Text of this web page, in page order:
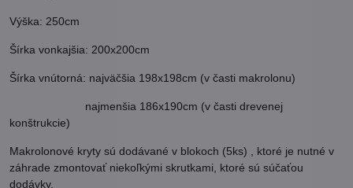
Výška: 250cm
Šírka vonkajšia: 200x200cm
Šírka vnútorná: najväčšia 198x198cm (v časti makrolonu)
najmenšia 186x190cm (v časti drevenej
konštrukcie)
Makrolonové kryty sú dodávané v blokoch (5ks) , ktoré je nutné v
záhrade zmontovať niekoľkými skrutkami, ktoré sú súčaťou
dodávky.